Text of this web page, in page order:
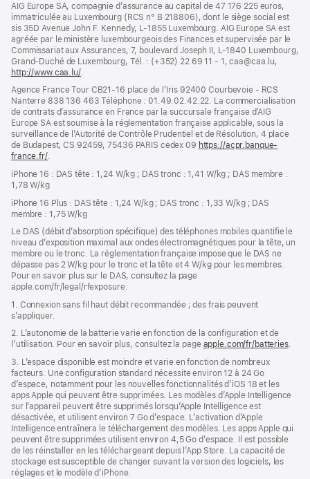
une
nouvelle
fenêtre)
AIG Europe SA, compagnie d’assurance au capital de 47 176 225 euros,
immatriculée au Luxembourg (RCS n° B 218806), dont le siège social est
sis 35D Avenue John F. Kennedy, L-1855 Luxembourg. AIG Europe SA est
agréée par le ministère luxembourgeois des Finances et supervisée par le
Commissariat aux Assurances, 7, boulevard Joseph II, L-1840 Luxembourg,
Grand-Duché de Luxembourg, Tél. : (+352) 22 69 11 - 1, caa@caa.lu,
http://www.caa.lu/(s’ouvre
une
nouvelle
fenêtre)
.
Agence France Tour CB21-16 place de l’Iris 92400 Courbevoie - RCS
Nanterre 838 136 463 Téléphone : 01.49.02.42.22. La commercialisation
de contrats d’assurance en France par la succursale française d’AIG
Europe SA est soumise à la réglementation française applicable, sous la
surveillance de l’Autorité de Contrôle Prudentiel et de Résolution, 4 place
de Budapest, CS 92459, 75436 PARIS cedex 09 https://acpr.banque-
france.fr/(s’ouvre
une
nouvelle
fenêtre)
.
iPhone 16 : DAS tête : 1,24 W/kg ; DAS tronc : 1,41 W/kg ; DAS membre :
1,78 W/kg
iPhone 16 Plus : DAS tête : 1,24 W/kg ; DAS tronc : 1,33 W/kg ; DAS
membre : 1,75 W/kg
Le DAS (débit d’absorption spécifique) des téléphones mobiles quantifie le
niveau d’exposition maximal aux ondes électromagnétiques pour la tête, un
membre ou le tronc. La réglementation française impose que le DAS ne
dépasse pas 2 W/kg pour le tronc et la tête et 4 W/kg pour les membres.
Pour en savoir plus sur le DAS, consultez la page
apple.com/fr/legal/rfexposure.
1. Connexion sans fil haut débit recommandée ; des frais peuvent
s’appliquer.
2. L’autonomie de la batterie varie en fonction de la configuration et de
l’utilisation. Pour en savoir plus, consultez la page apple.com/fr/batteries.
3. L’espace disponible est moindre et varie en fonction de nombreux
facteurs. Une configuration standard nécessite environ 12 à 24 Go
d’espace, notamment pour les nouvelles fonctionnalités d’iOS 18 et les
apps Apple qui peuvent être supprimées. Les modèles d’Apple Intelligence
sur l’appareil peuvent être supprimés lorsqu’Apple Intelligence est
désactivée, et utilisent environ 7 Go d’espace. L’activation d’Apple
Intelligence entraînera le téléchargement des modèles. Les apps Apple qui
peuvent être supprimées utilisent environ 4,5 Go d’espace. Il est possible
de les réinstaller en les téléchargeant depuis l’App Store. La capacité de
stockage est susceptible de changer suivant la version des logiciels, les
réglages et le modèle d’iPhone.